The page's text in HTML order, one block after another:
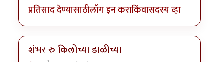
प्रतिसाद देण्यासाठीलॉग इन कराकिंवासदस्य व्हा
शंभर रु किलोच्या डाळीच्या